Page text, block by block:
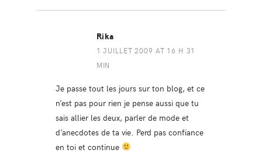
Rika
1 JUILLET 2009 AT 16 H 31
MIN
Je passe tout les jours sur ton blog, et ce
n’est pas pour rien je pense aussi que tu
sais allier les deux, parler de mode et
d’anecdotes de ta vie. Perd pas confiance
en toi et continue